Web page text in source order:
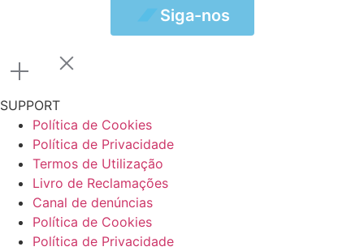
Siga-nos
SUPPORT
Política de Cookies
Política de Privacidade
Termos de Utilização
Livro de Reclamações
Canal de denúncias
Política de Cookies
Política de Privacidade